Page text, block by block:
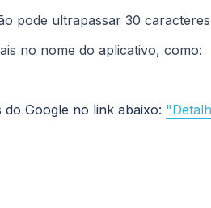
pode ultrapassar 30
no nome do aplicativo, como:
do Google no link abaixo: